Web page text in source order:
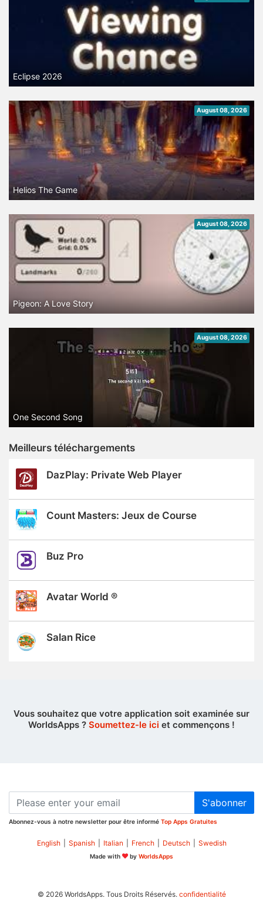
Eclipse 2026
August 08, 2026
Helios The Game
August 08, 2026
Pigeon: A Love Story
August 08, 2026
One Second Song
Meilleurs téléchargements
DazPlay: Private Web Player
Count Masters: Jeux de Course
Buz Pro
Avatar World ®
Salan Rice
Vous souhaitez que votre application soit examinée sur
WorldsApps ? Soumettez-le ici et commençons !
S'abonner
Abonnez-vous à notre newsletter pour être informé Top Apps Gratuites
English Spanish Italian French Deutsch Swedish
Made with by WorldsApps
© 2026 WorldsApps. Tous Droits Réservés. confidentialité